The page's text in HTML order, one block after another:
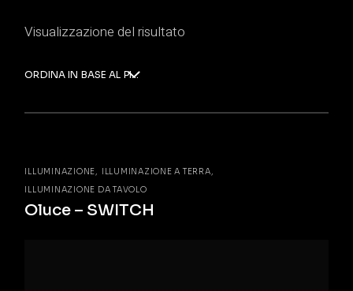
Visualizzazione del risultato
ORDINA IN BASE AL PIÙ RECENTE
ILLUMINAZIONE
ILLUMINAZIONE A TERRA
ILLUMINAZIONE DA TAVOLO
Oluce – SWITCH